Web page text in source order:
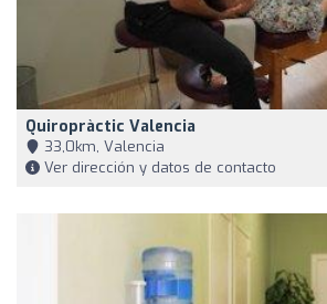
Quiropràctic Valencia
33,0km, Valencia
Ver dirección y datos de contacto